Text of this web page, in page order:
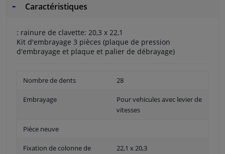
Caractéristiques
: rainure de clavette: 20,3 x 22,1
Kit d'embrayage 3 pièces (plaque de pression
d'embrayage et plaque et palier de débrayage)
Nombre de dents 28
Embrayage
Pour vehicules avec levier de
vitesses
Pièce neuve
Fixation de colonne de
22,1 x 20,3